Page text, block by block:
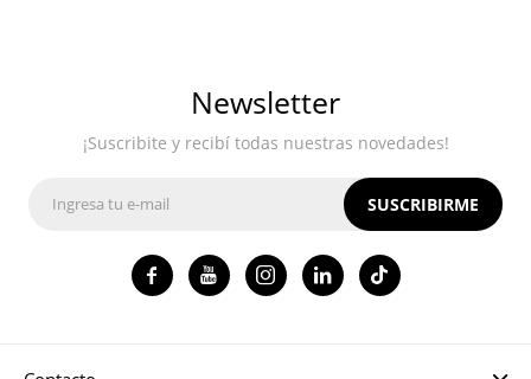
Newsletter
¡Suscribite y recibí todas nuestras novedades!
SUSCRIBIRME
   